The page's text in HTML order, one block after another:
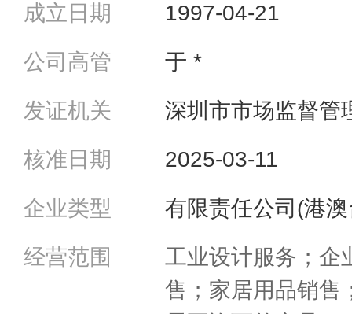
成立日期
1997-04-21
公司高管
于 *
发证机关
深圳市市场监督管
核准日期
2025-03-11
企业类型
有限责任公司(港
经营范围
工业设计服务；企
售；家居用品销售